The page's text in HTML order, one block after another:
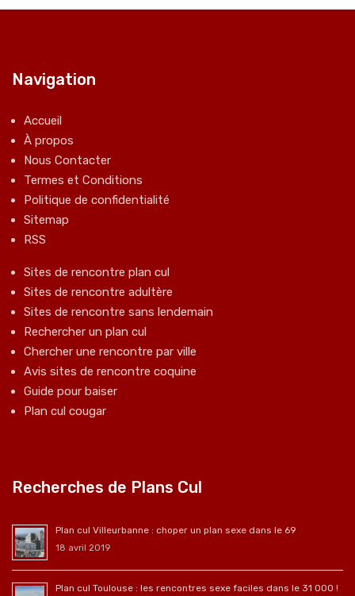
Navigation
Accueil
À propos
Nous Contacter
Termes et Conditions
Politique de confidentialité
Sitemap
RSS
Sites de rencontre plan cul
Sites de rencontre adultère
Sites de rencontre sans lendemain
Rechercher un plan cul
Chercher une rencontre par ville
Avis sites de rencontre coquine
Guide pour baiser
Plan cul cougar
Recherches de Plans Cul
Plan cul Villeurbanne : choper un plan sexe dans le 69
18 avril 2019
Plan cul Toulouse : les rencontres sexe faciles dans le 31 000 !